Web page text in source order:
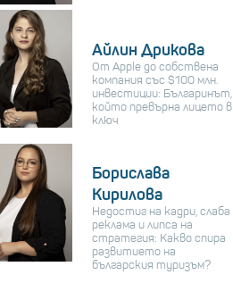
Айлин Дрикова
От Apple до собствена
компания със $100 млн.
инвестиции: Българинът,
който превърна лицето в
ключ
Борислава
Кирилова
Недостиг на кадри, слаба
реклама и липса на
стратегия: Какво спира
развитието на
българския туризъм?